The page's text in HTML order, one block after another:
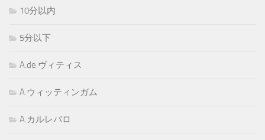
10分以内
5分以下
A.de.ヴィティス
A.ウィッティンガム
A.カルレバロ